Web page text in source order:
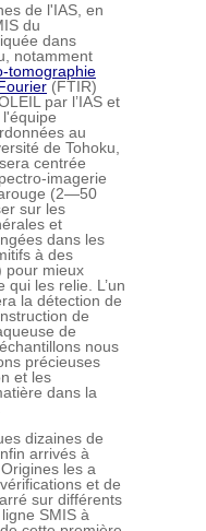
de l'IAS, en
du
dans
notamment
tomographie
(FTIR)
par l’IAS et
au
de Tohoku,
centrée
imagerie
(2—50
sur les
et
dans les
à des
pour mieux
les relie. L’un
la détection de
de
de
nous
précieuses
et les
dans la
dizaines de
arrivés à
Origines les a
et de
sur différents
SMIS à